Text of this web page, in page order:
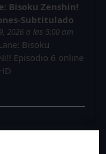
Bisoku Zenshin!
Subtitulado
2026 a las 5:00 am
Bisoku
Episodio 6 online